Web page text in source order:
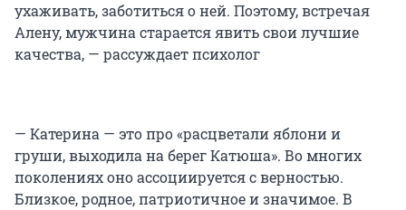
ухаживать, заботиться о ней. Поэтому, встречая
Алену, мужчина старается явить свои лучшие
качества, — рассуждает психолог
— Катерина — это про «расцветали яблони и
груши, выходила на берег Катюша». Во многих
поколениях оно ассоциируется с верностью.
Близкое, родное, патриотичное и значимое. В